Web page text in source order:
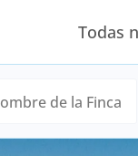
Todas